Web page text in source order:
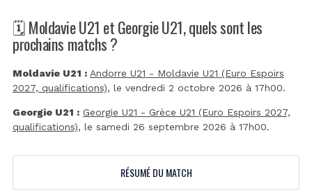
🗓️ Moldavie U21 et Georgie U21, quels sont les
prochains matchs ?
Moldavie U21 : Andorre U21 - Moldavie U21 (Euro Espoirs
2027, qualifications), le vendredi 2 octobre 2026 à 17h00.
Georgie U21 : Georgie U21 - Grèce U21 (Euro Espoirs 2027,
qualifications), le samedi 26 septembre 2026 à 17h00.
RÉSUMÉ DU MATCH